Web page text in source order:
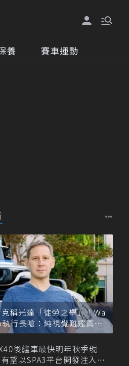
養 賽車運動
稱光達「徒勞之舉」！Wa
行長嗆：純視覺難達真正
駛
後繼車最快明年秋季現
望以SPA3平台開發注入80